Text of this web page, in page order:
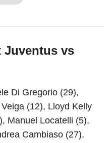
vs
Di Gregorio (29),
(12), Lloyd Kelly
Manuel Locatelli (5),
Cambiaso (27),